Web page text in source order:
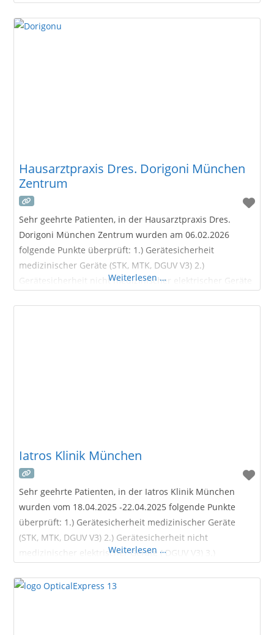
Praxisräumlichkeiten 4.) Arbeitssicherheit inkl.
Hausarztpraxis Dres. Dorigoni München
Zentrum
Sehr geehrte Patienten, in der Hausarztpraxis Dres.
Dorigoni München Zentrum wurden am 06.02.2026
folgende Punkte überprüft: 1.) Gerätesicherheit
medizinischer Geräte (STK, MTK, DGUV V3) 2.)
Gerätesicherheit nicht medizinischer elektrischer Geräte
Weiterlesen …
Iatros Klinik München
Sehr geehrte Patienten, in der Iatros Klinik München
wurden vom 18.04.2025 -22.04.2025 folgende Punkte
überprüft: 1.) Gerätesicherheit medizinischer Geräte
(STK, MTK, DGUV V3) 2.) Gerätesicherheit nicht
medizinischer elektrischer Geräte ( DGUV V3) 3.)
Arbeitssicherheit inkl. Geräteeinweisungen nach MPG
Weiterlesen …